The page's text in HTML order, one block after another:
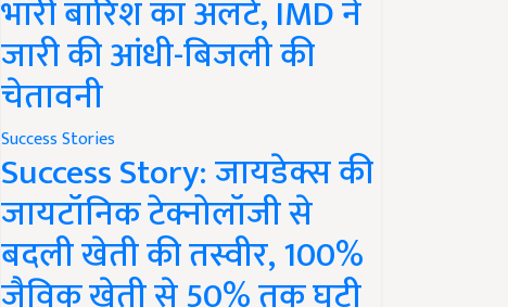
भारी बारिश का अलर्ट, IMD ने
जारी की आंधी-बिजली की
चेतावनी
Success Stories
Success Story: जायडेक्स की
जायटॉनिक टेक्नोलॉजी से
बदली खेती की तस्वीर, 100%